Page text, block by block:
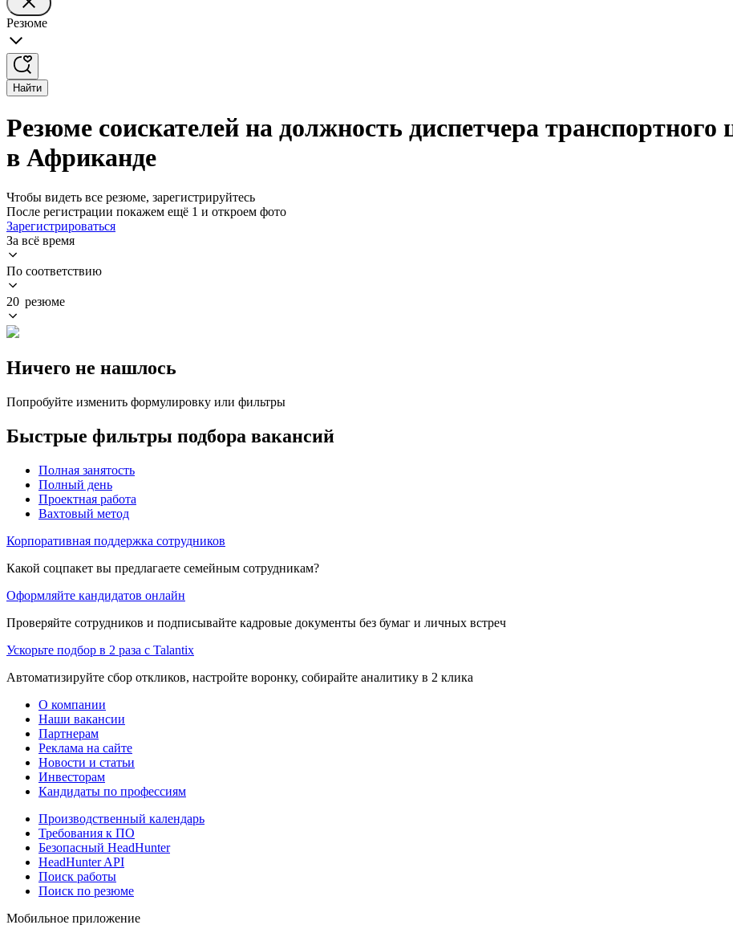
Резюме
Найти
Резюме соискателей на должность диспетчера транспортного
в Африканде
Чтобы видеть все резюме, зарегистрируйтесь
После регистрации покажем ещё 1 и откроем фото
Зарегистрироваться
За всё время
По соответствию
20 резюме
Ничего не нашлось
Попробуйте изменить формулировку или фильтры
Быстрые фильтры подбора вакансий
Полная занятость
Полный день
Проектная работа
Вахтовый метод
Корпоративная поддержка сотрудников
Какой соцпакет вы предлагаете семейным сотрудникам?
Оформляйте кандидатов онлайн
Проверяйте сотрудников и подписывайте кадровые документы без бумаг и личных встреч
Ускорьте подбор в 2 раза с Talantix
Автоматизируйте сбор откликов, настройте воронку, собирайте аналитику в 2 клика
О компании
Наши вакансии
Партнерам
Реклама на сайте
Новости и статьи
Инвесторам
Кандидаты по профессиям
Производственный календарь
Требования к ПО
Безопасный HeadHunter
HeadHunter API
Поиск работы
Поиск по резюме
Мобильное приложение